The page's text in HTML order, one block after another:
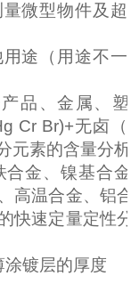
量微型物件及超
途（用途不一
品、金属、塑
Cr Br)+无卤（
元素的含量分析
金、镍基合金
高温合金、铝合
快速定量定性分
镀层的厚度